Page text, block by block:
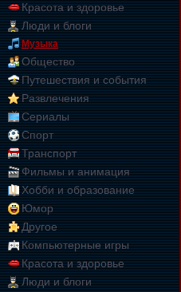
Красота и здоровье
Люди и блоги
Музыка
Общество
Путешествия и события
Развлечения
Сериалы
Спорт
Транспорт
Фильмы и анимация
Хобби и образование
Юмор
Другое
Компьютерные игры
Красота и здоровье
Люди и блоги